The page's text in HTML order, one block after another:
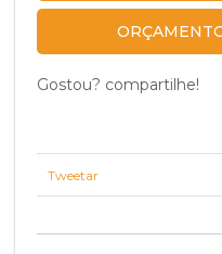
Gostou? compartilhe!
Tweetar